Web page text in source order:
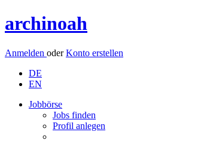
archinoah
Anmelden oderKonto erstellen
DE
EN
Jobbörse
Jobs finden
Profil anlegen